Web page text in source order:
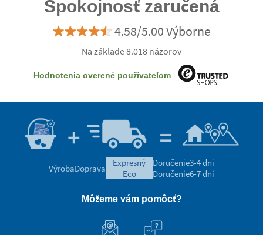
Spokojnosť zaručená
4.58/5.00 Výborne
Na základe 8.018 názorov
Hodnotenia overené používateľom
VýrobaDoprava
expresný
eco
Doručenie3-4 dni
Doručenie6-7 dni
Môžeme vám pomôcť?